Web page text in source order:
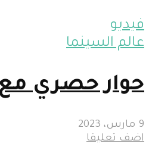
فيديو
عالم السينما
حوار حصري
9 مارس، 2023
اضف تعليقا